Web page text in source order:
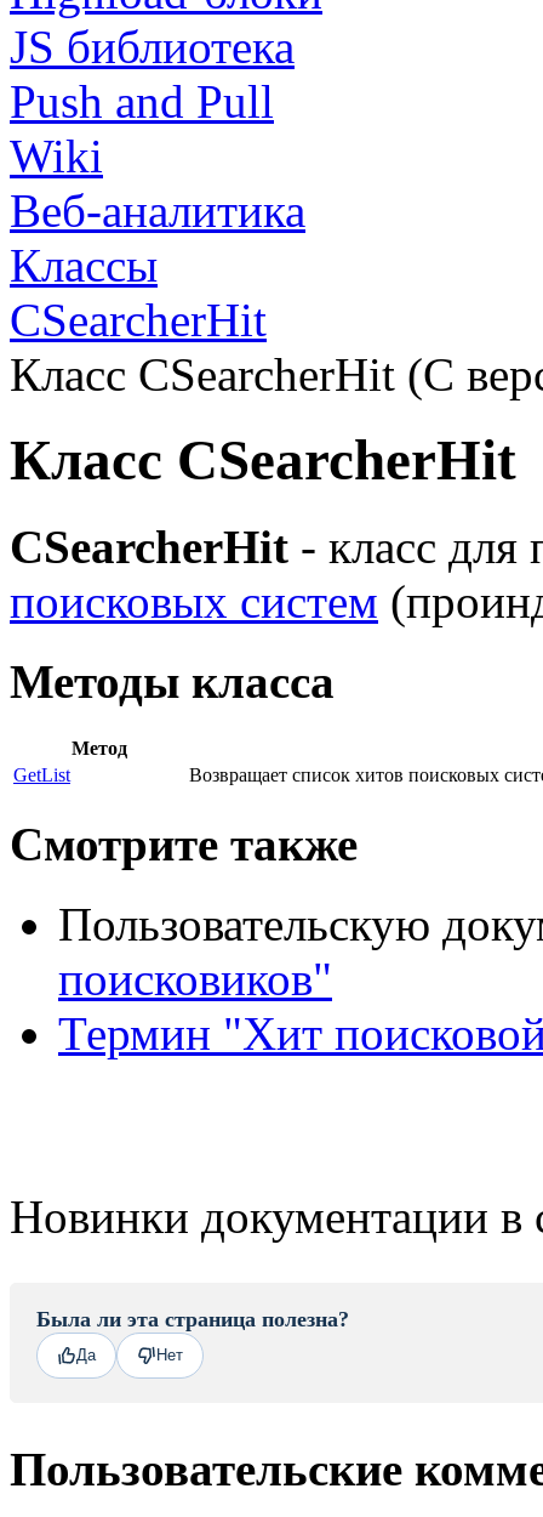
JS библиотека
Push and Pull
Wiki
Веб-аналитика
Классы
CSearcherHit
Класс CSearcherHit (С
Класс CSearcherHit
CSearcherHit - класс
поисковых систем
Методы класса
Метод
GetList
Возвращает список хитов поисковых
Смотрите также
Пользовательскую
поисковиков"
Термин "Хит
Новинки документации в
Была ли эта страница полезна?
Да Нет
Пользовательские